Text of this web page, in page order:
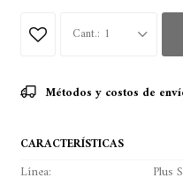
1
Métodos y costos de
CARACTERÍSTICAS
Línea
Plus